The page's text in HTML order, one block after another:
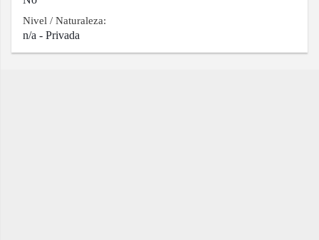
Nivel / Naturaleza:
n/a - Privada